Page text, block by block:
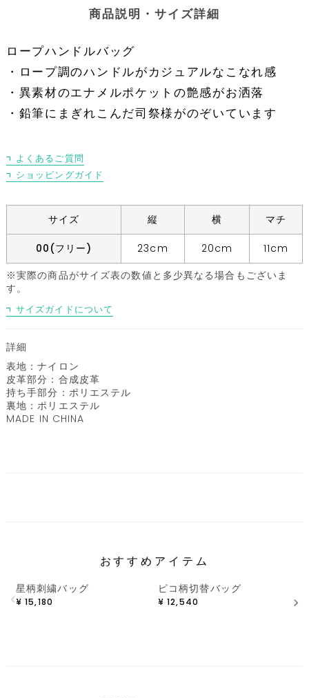
商品説明・サイズ詳細
ロープハンドルバッグ
・ロープ調のハンドルがカジュアルなこなれ感
・異素材のエナメルポケットの艶感がお洒落
・鉛筆にまぎれこんだ司祭様がのぞいています
よくあるご質問
ショッピングガイド
サイズ 縦 横 マチ
00(フリー) 23cm 20cm
11cm
※実際の商品がサイズ表の数値と多少異なる場合もございま
す。
サイズガイドについて
詳細
表地：ナイロン
皮革部分：合成皮革
持ち手部分：ポリエステル
裏地：ポリエステル
MADE IN CHINA
おすすめアイテム
星柄刺繍バッグ
¥ 15,180
ピコ柄切替バッグ
¥ 12,540